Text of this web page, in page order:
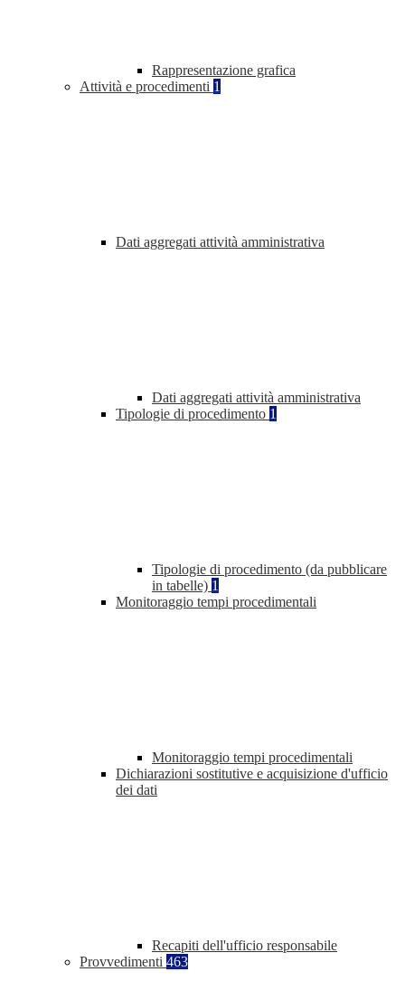
Rappresentazione grafica
Attività e procedimenti 1
Dati aggregati attività amministrativa
Dati aggregati attività amministrativa
Tipologie di procedimento 1
Tipologie di procedimento (da pubblicare
in tabelle) 1
Monitoraggio tempi procedimentali
Monitoraggio tempi procedimentali
Dichiarazioni sostitutive e acquisizione d'ufficio
dei dati
Recapiti dell'ufficio responsabile
Provvedimenti 463